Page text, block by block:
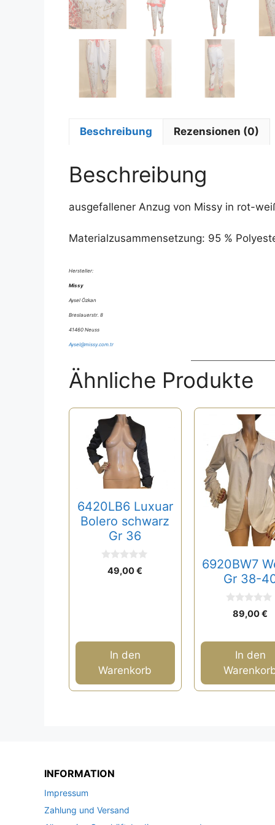
Beschreibung Rezensionen (0)
Beschreibung
ausgefallener Anzug von Missy in rot-
Materialzusammensetzung: 95 %
Hersteller:
Missy
Aysel Özkan
Breslauerstr. 8
41460 Neuss
Aysel@missy.com.tr
Ähnliche Produkte
6420LB6 Luxuar
Bolero schwarz
Gr 36
49,00€
In den
Warenkorb
6920BW7
Gr 38-
5
89,00€
In den
INFORMATION
Impressum
Zahlung und Versand